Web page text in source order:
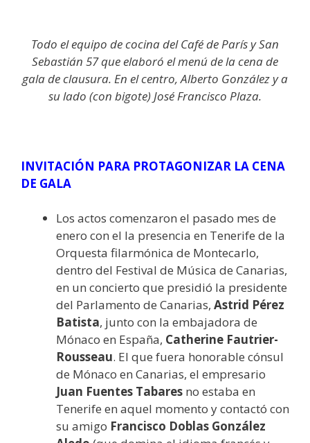
Todo el equipo de cocina del Café de París y San
Sebastián 57 que elaboró el menú de la cena de
gala de clausura. En el centro, Alberto González y a
su lado (con bigote) José Francisco Plaza.
INVITACIÓN PARA PROTAGONIZAR LA CENA
DE GALA
Los actos comenzaron el pasado mes de
enero con el la presencia en Tenerife de la
Orquesta filarmónica de Montecarlo,
dentro del Festival de Música de Canarias,
en un concierto que presidió la presidente
del Parlamento de Canarias, Astrid Pérez
Batista, junto con la embajadora de
Mónaco en España, Catherine Fautrier-
Rousseau. El que fuera honorable cónsul
de Mónaco en Canarias, el empresario
Juan Fuentes Tabares no estaba en
Tenerife en aquel momento y contactó con
su amigo Francisco Doblas González